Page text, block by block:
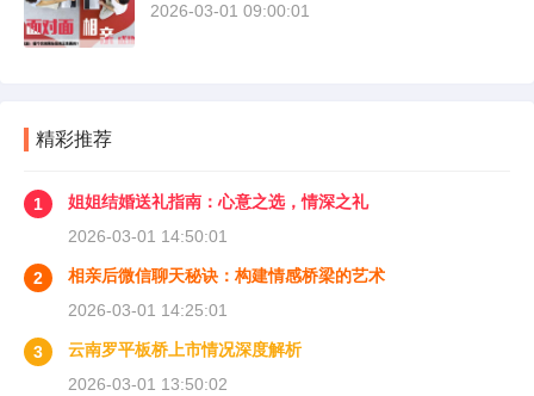
2026-03-01 09:00:01
精彩推荐
1
姐姐结婚送礼指南：心意之选，情深之礼
2026-03-01 14:50:01
2
相亲后微信聊天秘诀：构建情感桥梁的艺术
2026-03-01 14:25:01
3
云南罗平板桥上市情况深度解析
2026-03-01 13:50:02